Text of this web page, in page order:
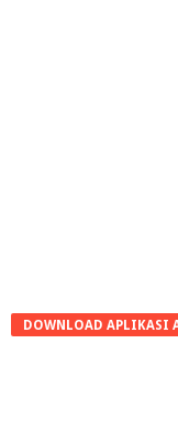
DOWNLOAD APLIKASI